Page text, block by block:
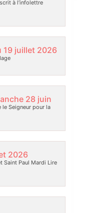
à l’infolettre
19 juillet 2026
28 juin
le Seigneur pour la
2026
Saint Paul Mardi Lire